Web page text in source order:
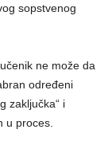
sopstvenog
ne može da
određeni
zaključka“ i
u proces.